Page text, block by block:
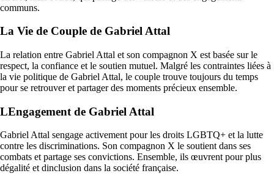
communs.
La Vie de Couple de Gabriel Attal
La relation entre Gabriel Attal et son compagnon X est basée sur le
respect, la confiance et le soutien mutuel. Malgré les contraintes liées à
la vie politique de Gabriel Attal, le couple trouve toujours du temps
pour se retrouver et partager des moments précieux ensemble.
LEngagement de Gabriel Attal
Gabriel Attal sengage activement pour les droits LGBTQ+ et la lutte
contre les discriminations. Son compagnon X le soutient dans ses
combats et partage ses convictions. Ensemble, ils œuvrent pour plus
dégalité et dinclusion dans la société française.